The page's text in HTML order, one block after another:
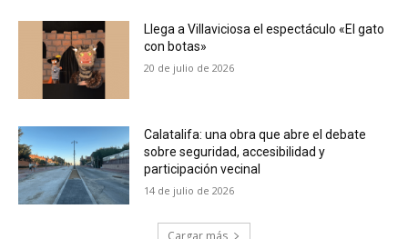
Llega a Villaviciosa el espectáculo «El gato
con botas»
20 de julio de 2026
Calatalifa: una obra que abre el debate
sobre seguridad, accesibilidad y
participación vecinal
14 de julio de 2026
Cargar más